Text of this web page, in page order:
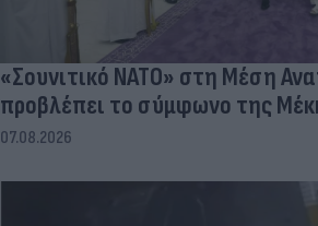
«Σουνιτικό ΝΑΤΟ» στη Μέση
προβλέπει το σύμφωνο της
07.08.2026